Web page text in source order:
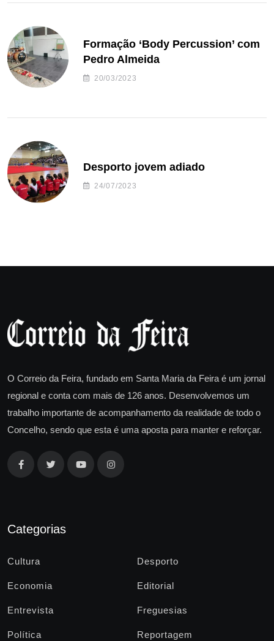
Formação ‘Body Percussion’ com
Pedro Almeida
20/03/2023
Desporto jovem adiado
24/07/2023
O Correio da Feira, fundado em Santa Maria da Feira é um jornal
regional e conta com mais de 126 anos. Desenvolvemos um
trabalho importante de acompanhamento da realidade de todo o
Concelho, sendo que esta é uma aposta para manter e reforçar.
Categorias
Cultura Desporto
Economia Editorial
Entrevista Freguesias
Política Reportagem